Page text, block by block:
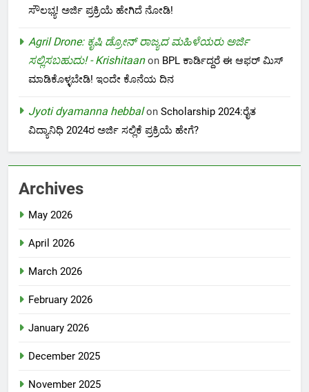
ಸೌಲಭ್ಯ! ಅರ್ಜಿ ಪ್ರಕ್ರಿಯೆ ಹೇಗಿದೆ ನೋಡಿ!
Agril Drone: ಕೃಷಿ ಡ್ರೋನ್ ರಾಜ್ಯದ ಮಹಿಳೆಯರು ಅರ್ಜಿ
ಸಲ್ಲಿಸಬಹುದು! - Krishitaanon BPL ಕಾರ್ಡಿದ್ದರೆ ಈ ಆಫರ್ ಮಿಸ್
ಮಾಡಿಕೊಳ್ಳಬೇಡಿ! ಇಂದೇ ಕೊನೆಯ ದಿನ
Jyoti dyamanna hebbalon Scholarship 2024:ರೈತ
ವಿದ್ಯಾನಿಧಿ 2024ರ ಅರ್ಜಿ ಸಲ್ಲಿಕೆ ಪ್ರಕ್ರಿಯೆ ಹೇಗೆ?
Archives
May 2026
April 2026
March 2026
February 2026
January 2026
December 2025
November 2025